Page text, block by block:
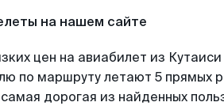
на нашем сайте
цен на авиабилет из
по маршруту летают 5 прямых
дорогая из найденных